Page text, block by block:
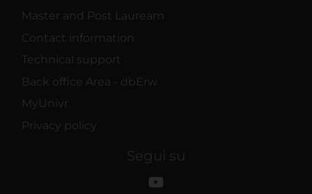
Master and Post Lauream
Contact information
Technical support
Back office Area - dbErw
MyUnivr
Privacy policy
Segui su